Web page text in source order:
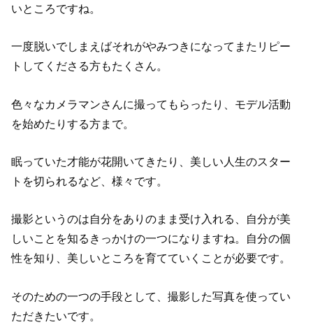
いところですね。
一度脱いでしまえばそれがやみつきになってまたリピー
トしてくださる方もたくさん。
色々なカメラマンさんに撮ってもらったり、モデル活動
を始めたりする方まで。
眠っていた才能が花開いてきたり、美しい人生のスター
トを切られるなど、様々です。
撮影というのは自分をありのまま受け入れる、自分が美
しいことを知るきっかけの一つになりますね。自分の個
性を知り、美しいところを育てていくことが必要です。
そのための一つの手段として、撮影した写真を使ってい
ただきたいです。